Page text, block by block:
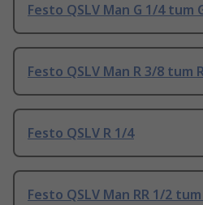
Festo QSLV Man G 1/4 tum
Festo QSLV Man R 3/8 tum
Festo QSLV R 1/4
Festo QSLV Man RR 1/2